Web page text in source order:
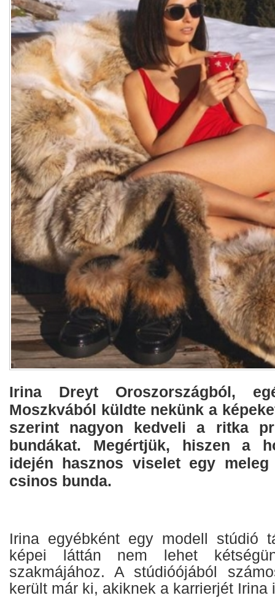
Irina Dreyt Oroszországból,
Moszkvából küldte nekünk a
szerint nagyon kedveli a ritka
bundákat. Megértjük, hiszen a
idején hasznos viselet egy
csinos bunda.
Irina egyébként egy modell stúdió
képei láttán nem lehet
szakmájához. A stúdióójából
került már ki, akiknek a karrierjét Irina